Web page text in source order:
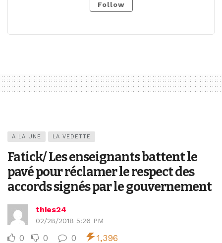
Follow
A LA UNE LA VEDETTE
Fatick/ Les enseignants battent le
pavé pour réclamer le respect des
accords signés par le gouvernement
thies24
02/28/2018 5:26 PM
0 0 0 1,396